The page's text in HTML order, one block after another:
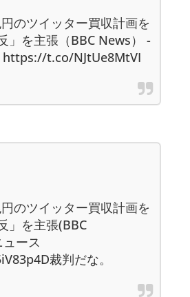
のツイッター買収計画を
を主張（BBC News） -
https://t.co/NJtUe8MtVI
のツイッター買収計画を
を主張(BBC
ース
裁判だな。